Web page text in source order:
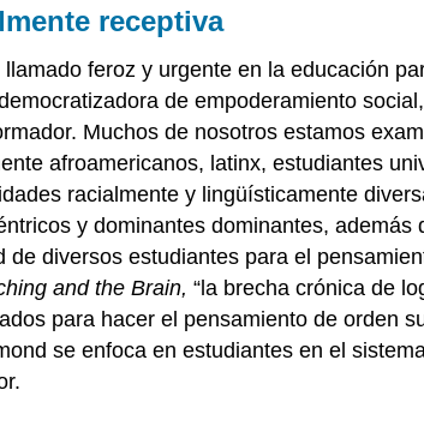
receptiva
feroz y urgente en la educación
de empoderamiento
Muchos de nosotros estamos
afroamericanos, latinx, estudiantes
racialmente y lingüísticamente
y dominantes dominantes,
diversos estudiantes para el
and the Brain, “la brecha crónica de
para hacer el pensamiento de orden
se enfoca en estudiantes en el